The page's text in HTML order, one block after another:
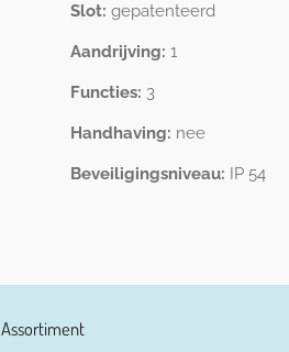
Slot: gepatenteerd
Aandrijving: 1
Functies: 3
Handhaving: nee
Beveiligingsniveau: IP 54
Assortiment